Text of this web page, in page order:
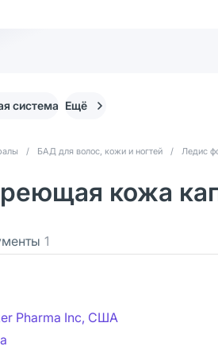
система Ещё
/ БАД для волос, кожи и ногтей / Ледис
кожа
1
Pharma Inc, США